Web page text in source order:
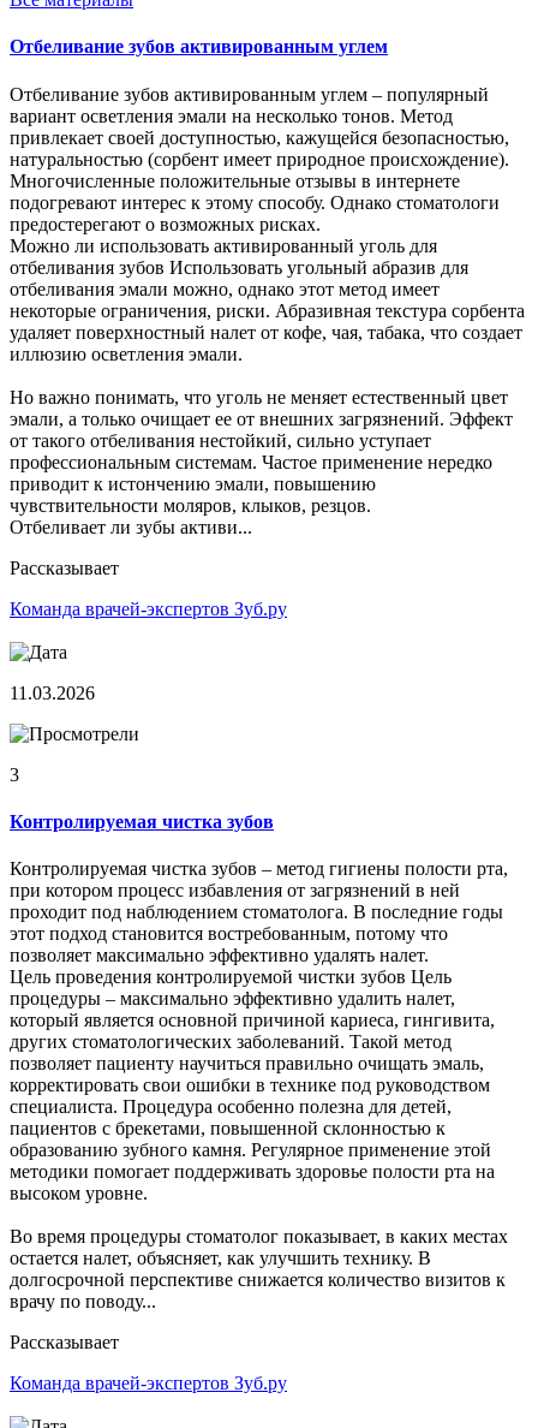
Отбеливание зубов активированным углем
Отбеливание зубов активированным углем – популярный
вариант осветления эмали на несколько тонов. Метод
привлекает своей доступностью, кажущейся безопасностью,
натуральностью (сорбент имеет природное происхождение).
Многочисленные положительные отзывы в интернете
подогревают интерес к этому способу. Однако стоматологи
предостерегают о возможных рисках.
Можно ли использовать активированный уголь для
отбеливания зубов Использовать угольный абразив для
отбеливания эмали можно, однако этот метод имеет
некоторые ограничения, риски. Абразивная текстура сорбента
удаляет поверхностный налет от кофе, чая, табака, что создает
иллюзию осветления эмали.
Но важно понимать, что уголь не меняет естественный цвет
эмали, а только очищает ее от внешних загрязнений. Эффект
от такого отбеливания нестойкий, сильно уступает
профессиональным системам. Частое применение нередко
приводит к истончению эмали, повышению
чувствительности моляров, клыков, резцов.
Отбеливает ли зубы активи...
Рассказывает
Команда врачей-экспертов Зуб.ру
11.03.2026
3
Контролируемая чистка зубов
Контролируемая чистка зубов – метод гигиены полости рта,
при котором процесс избавления от загрязнений в ней
проходит под наблюдением стоматолога. В последние годы
этот подход становится востребованным, потому что
позволяет максимально эффективно удалять налет.
Цель проведения контролируемой чистки зубов Цель
процедуры – максимально эффективно удалить налет,
который является основной причиной кариеса, гингивита,
других стоматологических заболеваний. Такой метод
позволяет пациенту научиться правильно очищать эмаль,
корректировать свои ошибки в технике под руководством
специалиста. Процедура особенно полезна для детей,
пациентов с брекетами, повышенной склонностью к
образованию зубного камня. Регулярное применение этой
методики помогает поддерживать здоровье полости рта на
высоком уровне.
Во время процедуры стоматолог показывает, в каких местах
остается налет, объясняет, как улучшить технику. В
долгосрочной перспективе снижается количество визитов к
врачу по поводу...
Рассказывает
Команда врачей-экспертов Зуб.ру